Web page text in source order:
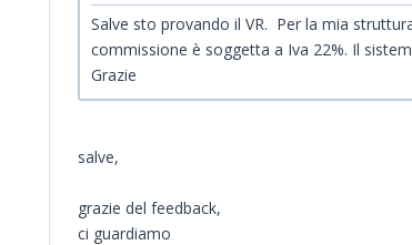
Salve sto provando il VR. Per la mia
commissione è soggetta a Iva 22%. Il
Grazie
salve,
grazie del feedback,
ci guardiamo